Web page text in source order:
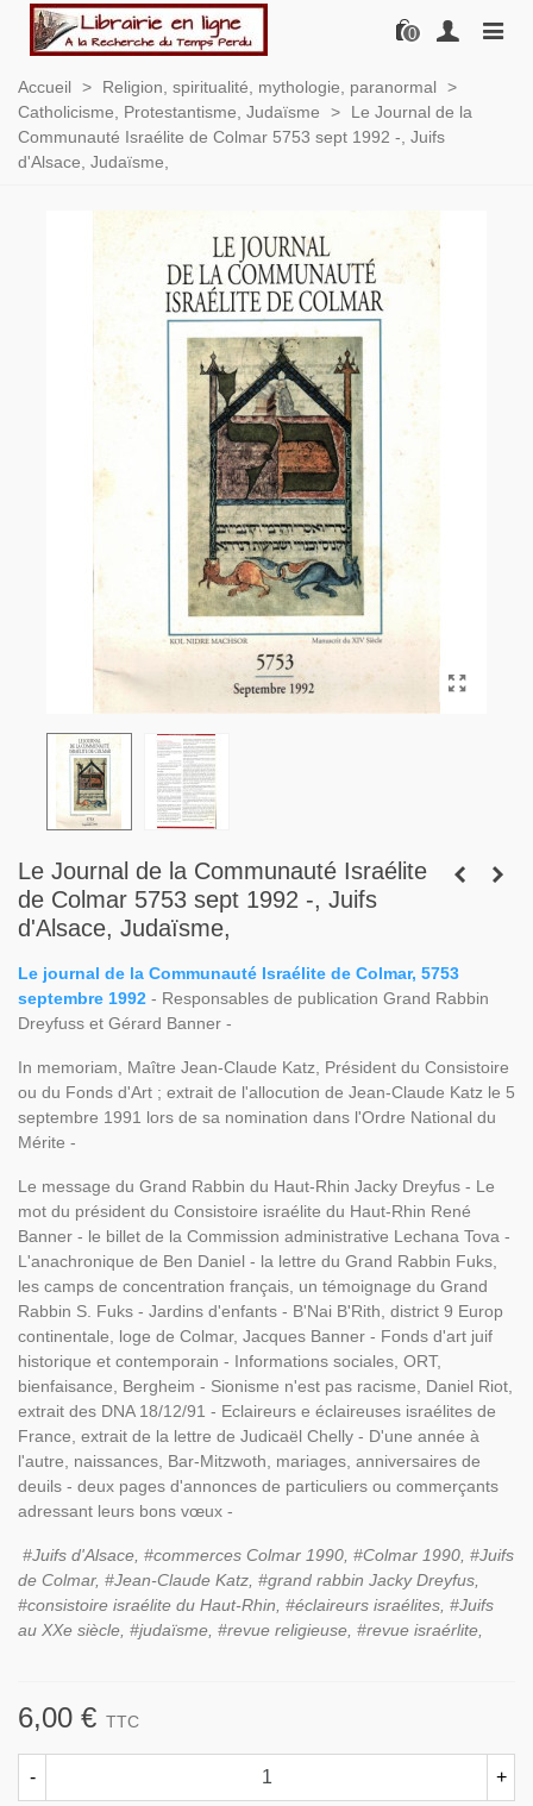
0
Accueil > Religion, spiritualité, mythologie, paranormal
>
Catholicisme, Protestantisme, Judaïsme
>
Le Journal de la
Communauté Israélite de Colmar 5753 sept 1992 -, Juifs
d'Alsace, Judaïsme,
Le Journal de la Communauté Israélite
de Colmar 5753 sept 1992 -, Juifs
d'Alsace, Judaïsme,
Le journal de la Communauté Israélite de Colmar, 5753
septembre 1992 - Responsables de publication Grand Rabbin
Dreyfuss et Gérard Banner -
In memoriam, Maître Jean-Claude Katz, Président du Consistoire
ou du Fonds d'Art ; extrait de l'allocution de Jean-Claude Katz le 5
septembre 1991 lors de sa nomination dans l'Ordre National du
Mérite -
Le message du Grand Rabbin du Haut-Rhin Jacky Dreyfus - Le
mot du président du Consistoire israélite du Haut-Rhin René
Banner - le billet de la Commission administrative Lechana Tova -
L'anachronique de Ben Daniel - la lettre du Grand Rabbin Fuks,
les camps de concentration français, un témoignage du Grand
Rabbin S. Fuks - Jardins d'enfants - B'Nai B'Rith, district 9 Europ
continentale, loge de Colmar, Jacques Banner - Fonds d'art juif
historique et contemporain - Informations sociales, ORT,
bienfaisance, Bergheim - Sionisme n'est pas racisme, Daniel Riot,
extrait des DNA 18/12/91 - Eclaireurs e éclaireuses israélites de
France, extrait de la lettre de Judicaël Chelly - D'une année à
l'autre, naissances, Bar-Mitzwoth, mariages, anniversaires de
deuils - deux pages d'annonces de particuliers ou commerçants
adressant leurs bons vœux -
#Juifs d'Alsace, #commerces Colmar 1990, #Colmar 1990, #Juifs
de Colmar, #Jean-Claude Katz, #grand rabbin Jacky Dreyfus,
#consistoire israélite du Haut-Rhin, #éclaireurs israélites, #Juifs
au XXe siècle, #judaïsme, #revue religieuse, #revue israérlite,
6,00 € TTC
- +